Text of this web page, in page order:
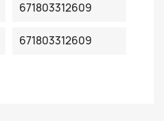
671803312609
671803312609